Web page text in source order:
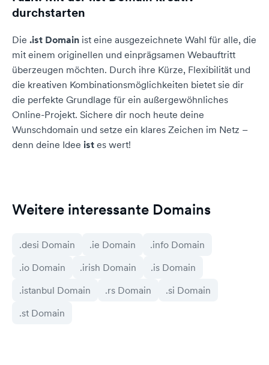
durchstarten
Die .ist Domain ist eine ausgezeichnete Wahl für alle, die
mit einem originellen und einprägsamen Webauftritt
überzeugen möchten. Durch ihre Kürze, Flexibilität und
die kreativen Kombinationsmöglichkeiten bietet sie dir
die perfekte Grundlage für ein außergewöhnliches
Online-Projekt. Sichere dir noch heute deine
Wunschdomain und setze ein klares Zeichen im Netz –
denn deine Idee ist es wert!
Weitere interessante Domains
.desi Domain .ie Domain
.info Domain
.io Domain
.irish Domain
.is Domain
.istanbul Domain
.rs Domain
.si Domain
.st Domain